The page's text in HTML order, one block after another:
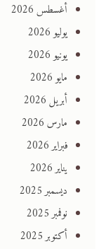
أغسطس 2026
يوليو 2026
يونيو 2026
مايو 2026
أبريل 2026
مارس 2026
فبراير 2026
يناير 2026
ديسمبر 2025
نوفمبر 2025
أكتوبر 2025